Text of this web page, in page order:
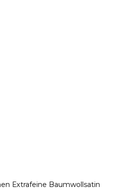
Extrafeine Baumwollsatin